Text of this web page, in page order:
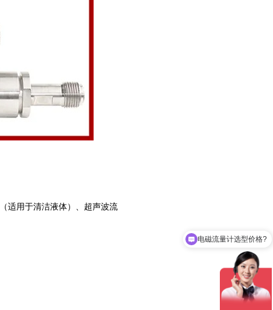
（适用于清洁液体）、‌超声波流
电磁流量计选型价格?